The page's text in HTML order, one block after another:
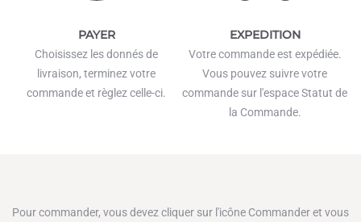
PAYER
Choisissez les donnés de
livraison, terminez votre
commande et règlez celle-ci.
EXPEDITION
Votre commande est expédiée.
Vous pouvez suivre votre
commande sur l'espace Statut de
la Commande.
Pour commander, vous devez cliquer sur l'icône Commander et vous